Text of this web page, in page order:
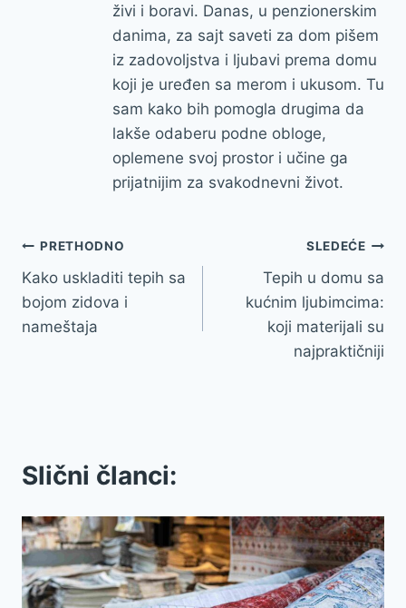
živi i boravi. Danas, u penzionerskim
danima, za sajt saveti za dom pišem
iz zadovoljstva i ljubavi prema domu
koji je uređen sa merom i ukusom. Tu
sam kako bih pomogla drugima da
lakše odaberu podne obloge,
oplemene svoj prostor i učine ga
prijatnijim za svakodnevni život.
Kretanje
članka
PRETHODNO
Kako uskladiti tepih sa
bojom zidova i
nameštaja
SLEDEĆE
Tepih u domu sa
kućnim ljubimcima:
koji materijali su
najpraktičniji
Slični članci: